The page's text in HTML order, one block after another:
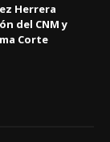
Herrera
del CNM y
Corte